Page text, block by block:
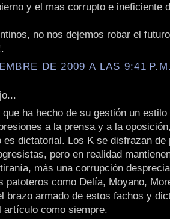
y el mas corrupto e ineficiente
no nos dejemos robar el
DE 2009 A LAS 9:41
que ha hecho de su gestión un
a la prensa y a la
es dictatorial. Los K se disfrazan de
pero en realidad
más una corrupción
patoteros como Delía, Moyano,
brazo armado de estos fachos y
artículo como siempre.